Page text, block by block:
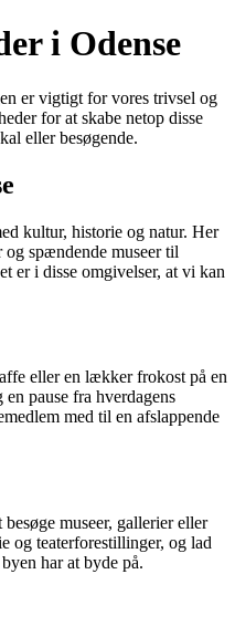
i Odense
er vigtigt for vores trivsel og
for at skabe netop disse
eller besøgende.
kultur, historie og natur. Her
spændende museer til
er i disse omgivelser, at vi kan
eller en lækker frokost på en
pause fra hverdagens
med til en afslappende
museer, gallerier eller
og teaterforestillinger, og lad
har at byde på.